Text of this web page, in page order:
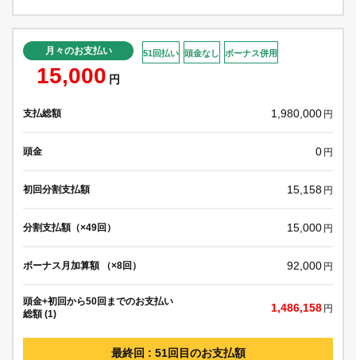
月々のお支払い
15,000 円
51回払い 頭金なし ボーナス併用
支払総額 1,980,000 円
頭金 0 円
初回分割支払額 15,158 円
分割支払額（×49回） 15,000 円
ボーナス月加算額 （×8回） 92,000 円
頭金+初回から50回までのお支払い
総額 (1)
1,486,158 円
最終回 : 51回目のお支払額